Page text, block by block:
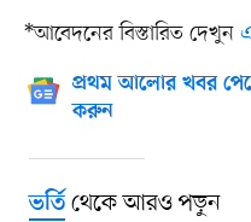
*আবেদনের বিস্তারিত দেখুন
প্রথম আলোর খবর
করুন
ভর্তিথেকে আরও পড়ুন